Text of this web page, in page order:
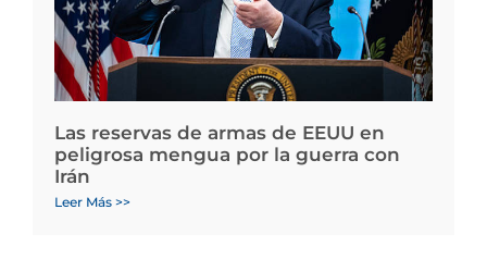
Las reservas de armas de EEUU en
peligrosa mengua por la guerra con
Irán
Leer Más >>